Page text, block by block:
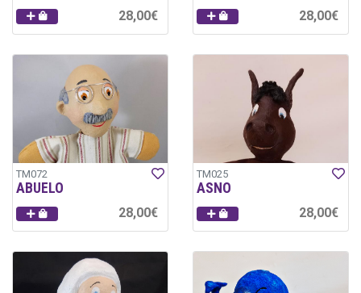
28,00€ 28,00€
TM072
ABUELO
28,00€
TM025
ASNO
28,00€